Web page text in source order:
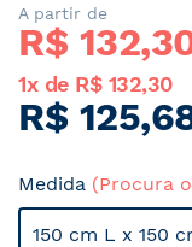
Galeria
de
imagens
A partir de
R$
1x de R$ 132,30
R$
Medida (Procura
150 cm L x 150